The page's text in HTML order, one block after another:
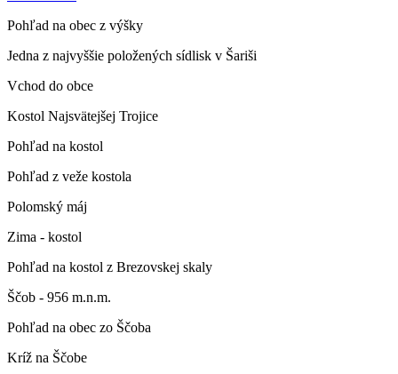
Pohľad na obec z výšky
Jedna z najvyššie položených sídlisk v Šariši
Vchod do obce
Kostol Najsvätejšej Trojice
Pohľad na kostol
Pohľad z veže kostola
Polomský máj
Zima - kostol
Pohľad na kostol z Brezovskej skaly
Ščob - 956 m.n.m.
Pohľad na obec zo Ščoba
Kríž na Ščobe